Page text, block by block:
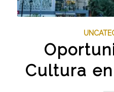
Cultura